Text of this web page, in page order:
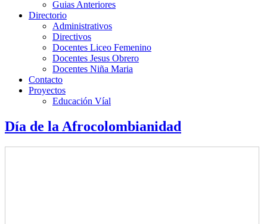
Guias Anteriores
Directorio
Administrativos
Directivos
Docentes Liceo Femenino
Docentes Jesus Obrero
Docentes Niña Maria
Contacto
Proyectos
Educación Víal
Día de la Afrocolombianidad